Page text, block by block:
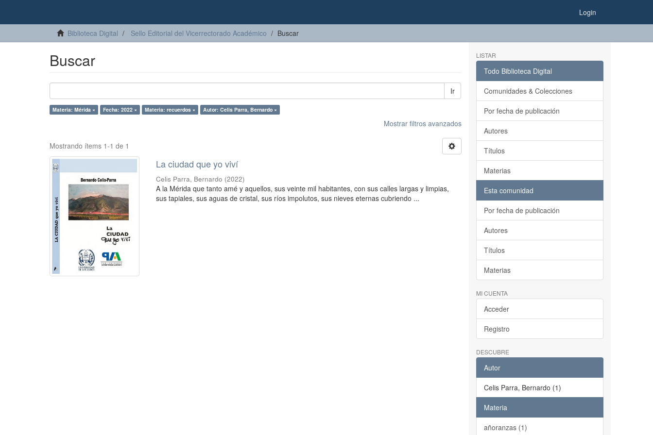
Login
Biblioteca Digital Sello Editorial del Vicerrectorado Académico Buscar
Buscar
Ir
Materia: Mérida × Fecha: 2022 × Materia: recuerdos × Autor: Celis Parra, Bernardo ×
Mostrar filtros avanzados
Mostrando ítems 1-1 de 1
La ciudad que yo viví
Celis Parra, Bernardo (2022)
A la Mérida que tanto amé y aquellos, sus veinte mil habitantes, con sus calles largas y limpias,
sus tapiales, sus aguas de cristal, sus ríos impolutos, sus nieves eternas cubriendo ...
LISTAR
Todo Biblioteca Digital
Comunidades & Colecciones
Por fecha de publicación
Autores
Títulos
Materias
Esta comunidad
Por fecha de publicación
Autores
Títulos
Materias
MI CUENTA
Acceder
Registro
DESCUBRE
Autor
Celis Parra, Bernardo (1)
Materia
añoranzas (1)